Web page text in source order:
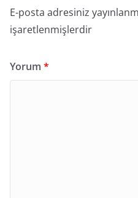
E-posta adresiniz
işaretlenmişlerdir
Yorum *